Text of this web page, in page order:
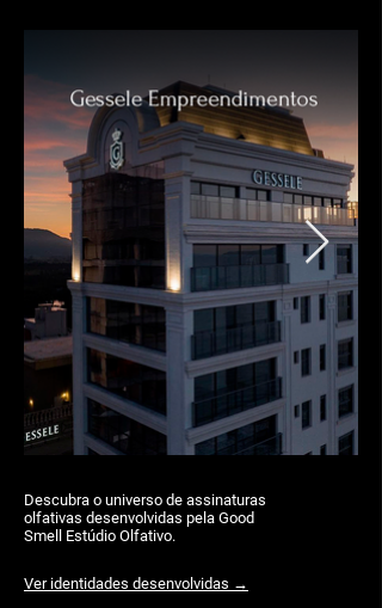
Descubra o universo de assinaturas
olfativas desenvolvidas pela Good
Smell Estúdio Olfativo.
Ver identidades desenvolvidas →